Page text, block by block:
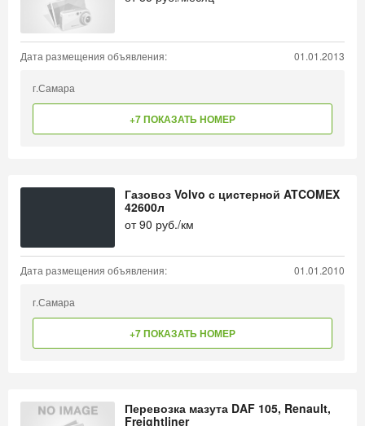
Дата размещения объявления: 01.01.2013
г.Самара
+7 ПОКАЗАТЬ НОМЕР
Газовоз Volvo с цистерной ATCOMEX
42600л
от90 руб./км
Дата размещения объявления: 01.01.2010
г.Самара
+7 ПОКАЗАТЬ НОМЕР
Перевозка мазута DAF 105, Renault,
Freightliner